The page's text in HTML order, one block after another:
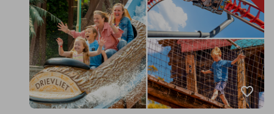
favorite_border